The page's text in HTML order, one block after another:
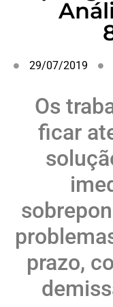
29/07/2019
Os
ficar
prazo,